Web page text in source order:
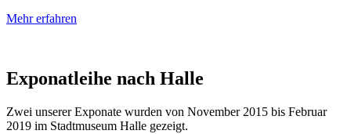
Mehr erfahren
Exponatleihe nach Halle
Zwei unserer Exponate wurden von November 2015 bis Februar
2019 im Stadtmuseum Halle gezeigt.